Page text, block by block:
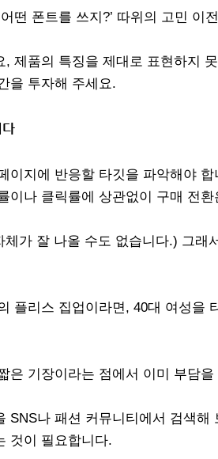
어떤 폰트를 쓰지?’ 따위의 고민
, 제품의 특징을 제대로 표현하지
을 투자해 주세요.
이지에 반응할 타깃을 파악해야
이나 클릭률에 상관없이 구매 전
체가 잘 나올 수도 없습니다.) 그래
플리스 집업이라면, 40대 여성을
은 기장이라는 점에서 이미 부담
SNS나 패션 커뮤니티에서 검색
것이 필요합니다.